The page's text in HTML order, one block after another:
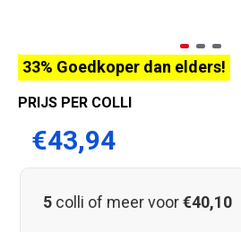
33% Goedkoper dan elders!
PRIJS PER COLLI
€43,94
5 colli of meer voor€40,10